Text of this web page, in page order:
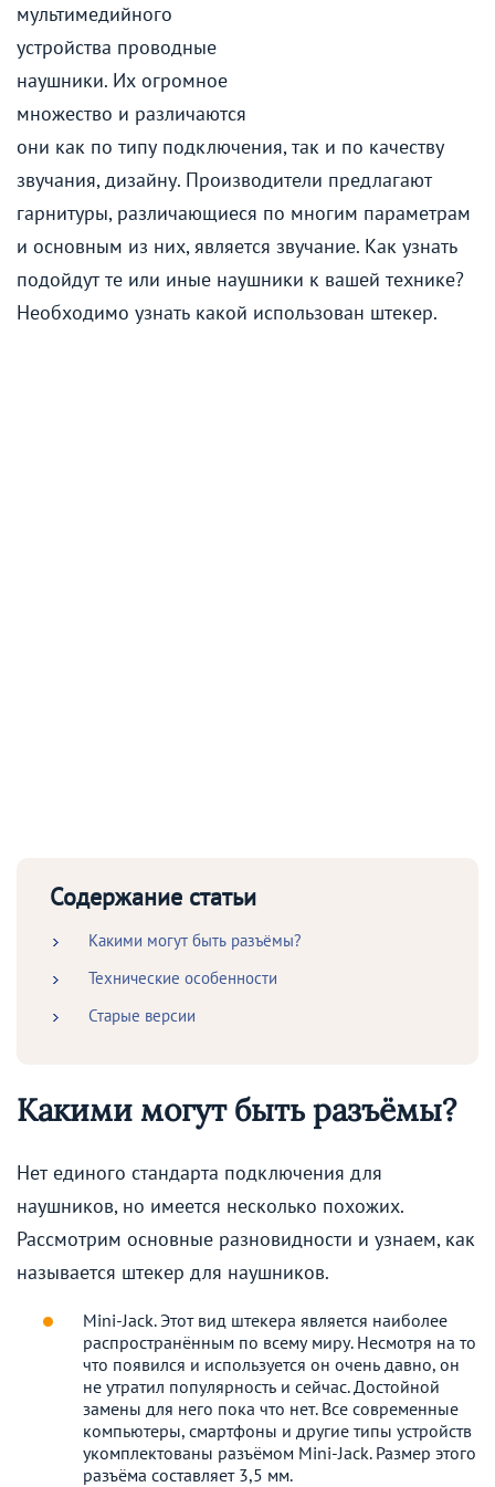
мультимедийного
устройства проводные
наушники. Их огромное
множество и различаются
они как по типу подключения, так и по качеству
звучания, дизайну. Производители предлагают
гарнитуры, различающиеся по многим параметрам
и основным из них, является звучание. Как узнать
подойдут те или иные наушники к вашей технике?
Необходимо узнать какой использован штекер.
Содержание статьи
Какими могут быть разъёмы?
Технические особенности
Старые версии
Какими могут быть разъёмы?
Нет единого стандарта подключения для
наушников, но имеется несколько похожих.
Рассмотрим основные разновидности и узнаем, как
называется штекер для наушников.
Mini-Jack. Этот вид штекера является наиболее
распространённым по всему миру. Несмотря на то
что появился и используется он очень давно, он
не утратил популярность и сейчас. Достойной
замены для него пока что нет. Все современные
компьютеры, смартфоны и другие типы устройств
укомплектованы разъёмом Mini-Jack. Размер этого
разъёма составляет 3,5 мм.